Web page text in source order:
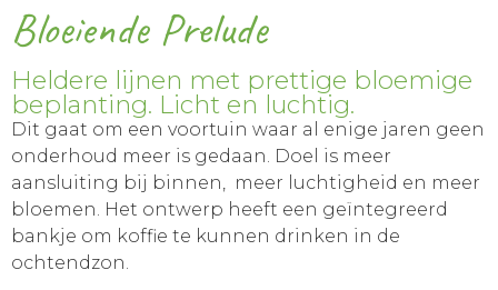
Bloeiende Prelude
Heldere lijnen met prettige bloemige
beplanting. Licht en luchtig.
Dit gaat om een voortuin waar al enige jaren geen
onderhoud meer is gedaan. Doel is meer
aansluiting bij binnen, meer luchtigheid en meer
bloemen. Het ontwerp heeft een geïntegreerd
bankje om koffie te kunnen drinken in de
ochtendzon.